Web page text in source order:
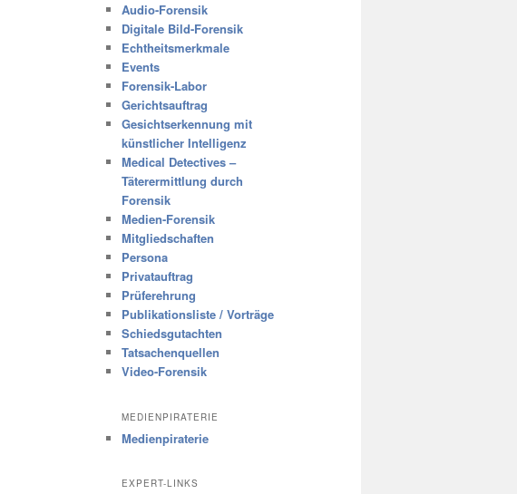
Audio-Forensik
Digitale Bild-Forensik
Echtheitsmerkmale
Events
Forensik-Labor
Gerichtsauftrag
Gesichtserkennung mit
künstlicher Intelligenz
Medical Detectives –
Täterermittlung durch
Forensik
Medien-Forensik
Mitgliedschaften
Persona
Privatauftrag
Prüferehrung
Publikationsliste / Vorträge
Schiedsgutachten
Tatsachenquellen
Video-Forensik
MEDIENPIRATERIE
Medienpiraterie
EXPERT-LINKS